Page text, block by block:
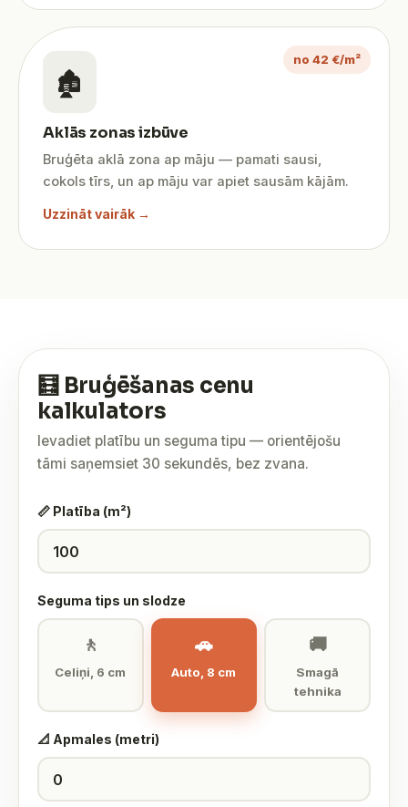
no 42 €/m²
🏚️
Aklās zonas izbūve
Bruģēta aklā zona ap māju — pamati sausi,
cokols tīrs, un ap māju var apiet sausām kājām.
Uzzināt vairāk →
🧮 Bruģēšanas cenu
kalkulators
Ievadiet platību un seguma tipu — orientējošu
tāmi saņemsiet 30 sekundēs, bez zvana.
📏 Platība (m²)
Seguma tips un slodze
🚶
Celiņi, 6 cm
🚗
Auto, 8 cm
🚚
Smagā
tehnika
📐 Apmales (metri)